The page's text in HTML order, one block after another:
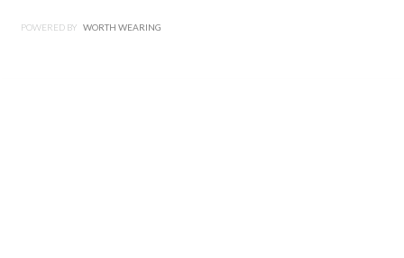
POWERED BY WORTH WEARING